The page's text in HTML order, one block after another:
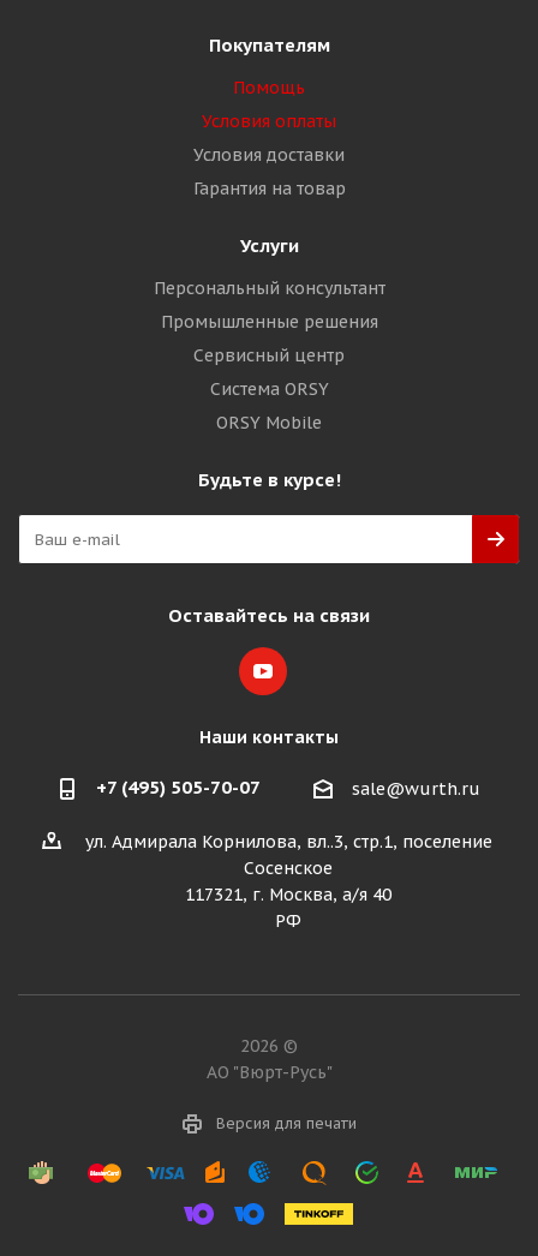
Покупателям
Помощь
Условия оплаты
Условия доставки
Гарантия на товар
Услуги
Персональный консультант
Промышленные решения
Сервисный центр
Система ORSY
ORSY Mobile
Будьте в курсе!
Оставайтесь на связи
Наши контакты
+7 (495) 505-70-07 sale@wurth.ru
ул. Адмирала Корнилова, вл..3, стр.1, поселение
Сосенское
117321, г. Москва, а/я 40
РФ
2026 ©
АО "Вюрт-Русь"
Версия для печати